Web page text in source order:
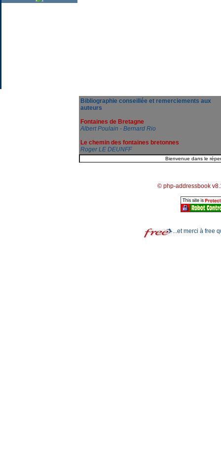
Bibliographie conseillée et remerciements aux
auteurs
Fontaines de Bretagne
Albert Poulain - Bernard Rio
Le chemin des fontaines bretonnes
Roger LE DEUNFF
© php-addressbook
...et merci à free